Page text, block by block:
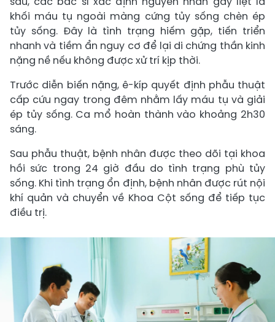
khối máu tụ ngoài màng cứng tủy sống chèn ép
tủy sống. Đây là tình trạng hiếm gặp, tiến triển
nhanh và tiềm ẩn nguy cơ để lại di chứng thần kinh
nặng nề nếu không được xử trí kịp thời.
Trước diễn biến nặng, ê-kíp quyết định phẫu thuật
cấp cứu ngay trong đêm nhằm lấy máu tụ và giải
ép tủy sống. Ca mổ hoàn thành vào khoảng 2h30
sáng.
Sau phẫu thuật, bệnh nhân được theo dõi tại khoa
hồi sức trong 24 giờ đầu do tình trạng phù tủy
sống. Khi tình trạng ổn định, bệnh nhân được rút nội
khí quản và chuyển về Khoa Cột sống để tiếp tục
điều trị.